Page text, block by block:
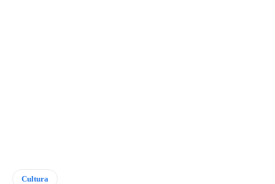
Cultura